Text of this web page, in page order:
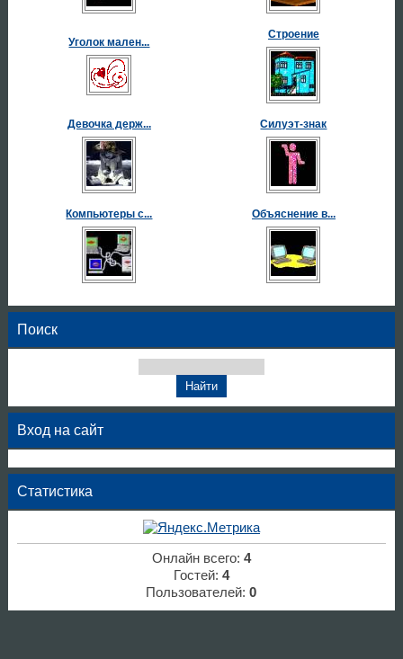
Уголок мален...
Строение
Девочка держ... Силуэт-знак
Компьютеры с... Объяснение в...
Поиск
Вход на сайт
Статистика
Онлайн всего: 4
Гостей: 4
Пользователей:0